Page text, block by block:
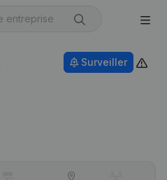
Surveiller